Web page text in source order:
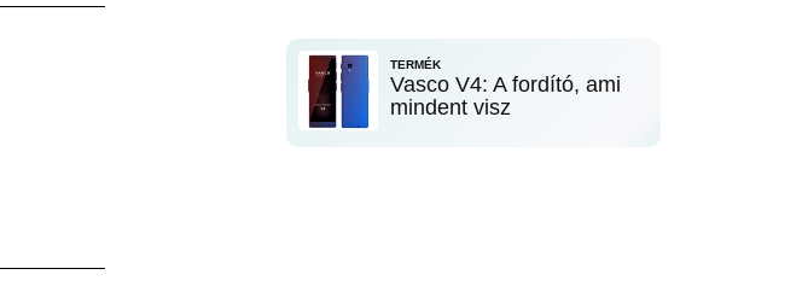
TERMÉK
Vasco V4: A fordító, ami
mindent visz